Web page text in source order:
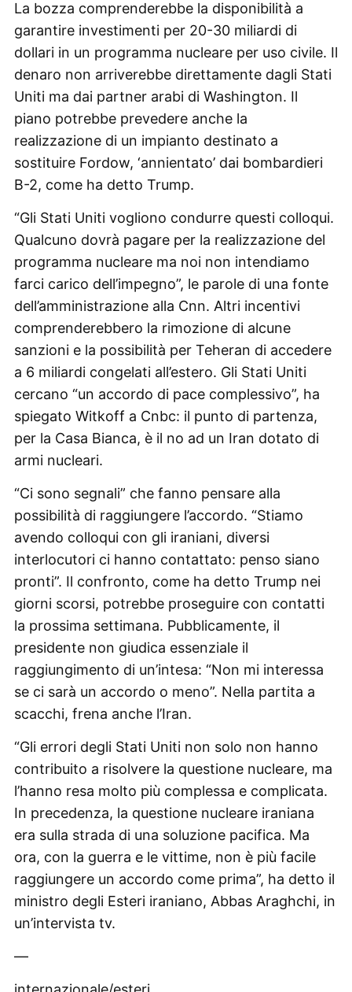
La bozza comprenderebbe la disponibilità a
garantire investimenti per 20-30 miliardi di
dollari in un programma nucleare per uso civile. Il
denaro non arriverebbe direttamente dagli Stati
Uniti ma dai partner arabi di Washington. Il
piano potrebbe prevedere anche la
realizzazione di un impianto destinato a
sostituire Fordow, ‘annientato’ dai bombardieri
B-2, come ha detto Trump.
“Gli Stati Uniti vogliono condurre questi colloqui.
Qualcuno dovrà pagare per la realizzazione del
programma nucleare ma noi non intendiamo
farci carico dell’impegno”, le parole di una fonte
dell’amministrazione alla Cnn. Altri incentivi
comprenderebbero la rimozione di alcune
sanzioni e la possibilità per Teheran di accedere
a 6 miliardi congelati all’estero. Gli Stati Uniti
cercano “un accordo di pace complessivo”, ha
spiegato Witkoff a Cnbc: il punto di partenza,
per la Casa Bianca, è il no ad un Iran dotato di
armi nucleari.
“Ci sono segnali” che fanno pensare alla
possibilità di raggiungere l’accordo. “Stiamo
avendo colloqui con gli iraniani, diversi
interlocutori ci hanno contattato: penso siano
pronti”. Il confronto, come ha detto Trump nei
giorni scorsi, potrebbe proseguire con contatti
la prossima settimana. Pubblicamente, il
presidente non giudica essenziale il
raggiungimento di un’intesa: “Non mi interessa
se ci sarà un accordo o meno”. Nella partita a
scacchi, frena anche l’Iran.
“Gli errori degli Stati Uniti non solo non hanno
contribuito a risolvere la questione nucleare, ma
l’hanno resa molto più complessa e complicata.
In precedenza, la questione nucleare iraniana
era sulla strada di una soluzione pacifica. Ma
ora, con la guerra e le vittime, non è più facile
raggiungere un accordo come prima”, ha detto il
ministro degli Esteri iraniano, Abbas Araghchi, in
un’intervista tv.
—